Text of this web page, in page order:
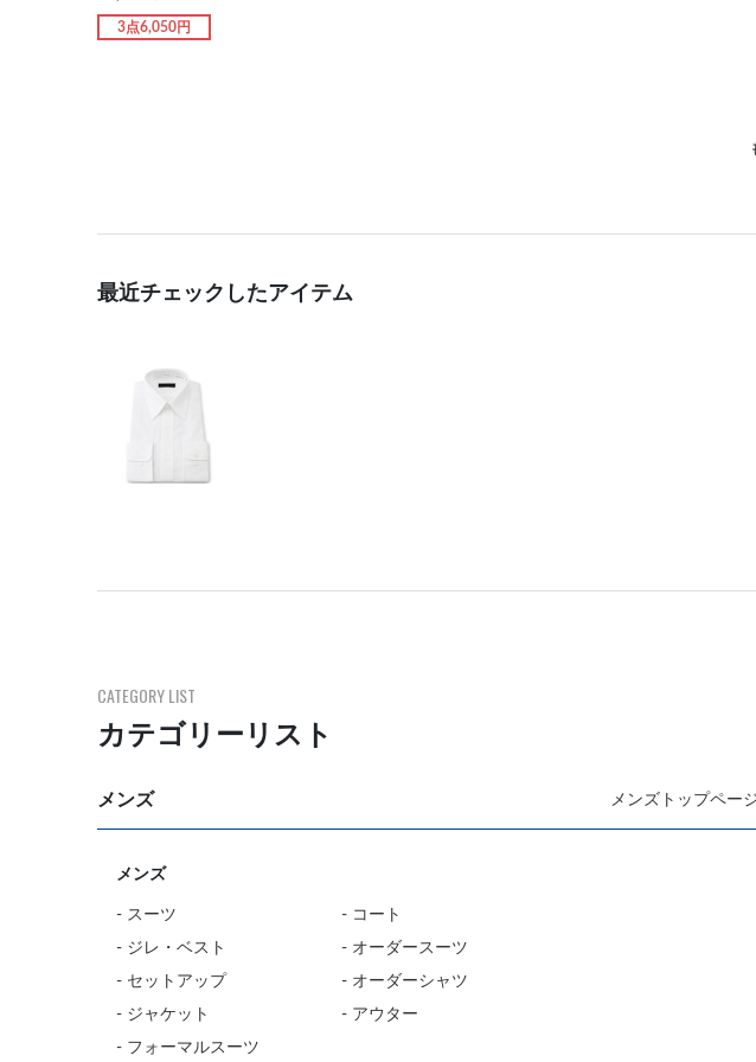
3点6,050円
最近チェックしたアイテム
CATEGORY LIST
カテゴリーリスト
メンズ メンズトップペー
メンズ
- スーツ
- ジレ・ベスト
- セットアップ
- ジャケット
- フォーマルスーツ
- コート
- オーダースーツ
- オーダーシャツ
- アウター